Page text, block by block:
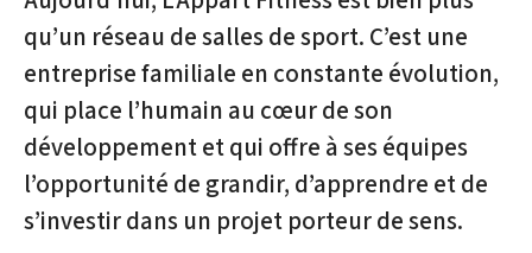
qu’un réseau de salles de sport. C’est une
entreprise familiale en constante évolution,
qui place l’humain au cœur de son
développement et qui offre à ses équipes
l’opportunité de grandir, d’apprendre et de
s’investir dans un projet porteur de sens.